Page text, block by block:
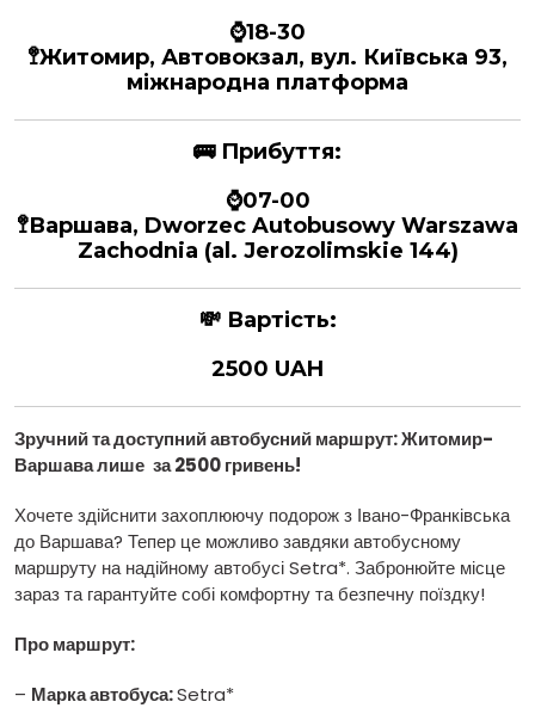
⌚18-30
🚏Житомир, Автовокзал, вул. Київська 93,
міжнародна платформа
🚌 Прибуття:
⌚07-00
🚏Варшава, Dworzec Autobusowy Warszawa
Zachodnia (al. Jerozolimskie 144)
💸 Вартість:
2500 UAH
Зручний та доступний автобусний маршрут: Житомир-
Варшавалише за 2500 гривень!
Хочете здійснити захоплюючу подорож з Івано-Франківська
до Варшава? Тепер це можливо завдяки автобусному
маршруту на надійному автобусі Setra*. Забронюйте місце
зараз та гарантуйте собі комфортну та безпечну поїздку!
Про маршрут:
– Марка автобуса:Setra*